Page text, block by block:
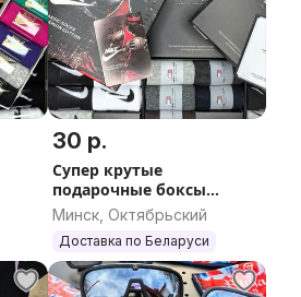
30 р.
Супер крутые
подарочные боксы
(носки+парфюм)
Минск, Октябрьский
Доставка по Беларуси